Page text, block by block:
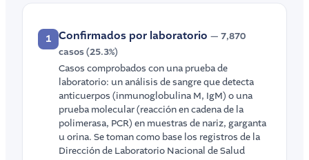
1 Confirmados por laboratorio — 7,870
casos (25.3%)
Casos comprobados con una prueba de
laboratorio: un análisis de sangre que detecta
anticuerpos (inmunoglobulina M, IgM) o una
prueba molecular (reacción en cadena de la
polimerasa, PCR) en muestras de nariz, garganta
u orina. Se toman como base los registros de la
Dirección de Laboratorio Nacional de Salud